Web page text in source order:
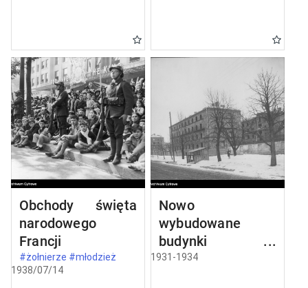
Obchody święta
narodowego
Francji
#żołnierze #młodzież
1938/07/14
Nowo
wybudowane
budynki w
Częstochowie
1931-1934